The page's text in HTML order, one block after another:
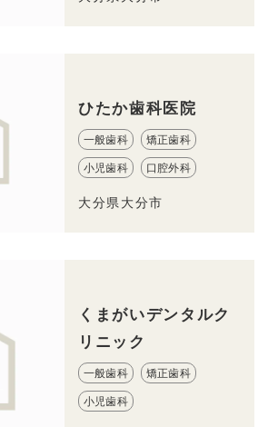
ひたか歯科医院
一般歯科 矯正歯科
小児歯科 口腔外科
大分県大分市
くまがいデンタルク
リニック
一般歯科 矯正歯科
小児歯科